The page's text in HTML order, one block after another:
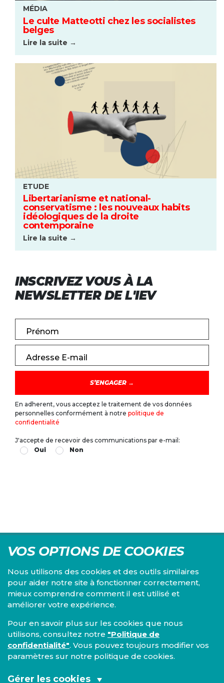
MÉDIA
Le culte Matteotti chez les socialistes
belges
Lire la suite →
ETUDE
Libertarianisme et national-
conservatisme : les nouveaux habits
idéologiques de la droite
contemporaine
Lire la suite →
INSCRIVEZ VOUS À LA
NEWSLETTER DE L'IEV
Prénom
Adresse E-mail
En adherent, vous acceptez le traitement de vos données
personnelles conformément à notre politique de
confidentialité
J'accepte de recevoir des communications par e-mail:
Oui
Non
VOS OPTIONS DE COOKIES
Nous utilisons des cookies et des outils similaires
pour aider notre site à fonctionner correctement,
mieux comprendre comment il est utilisé et
améliorer votre expérience.
Pour en savoir plus sur les cookies que nous
utilisons, consultez notre "Politique de
confidentialité". Vous pouvez toujours modifier vos
paramètres sur notre politique de cookies.
Gérer les cookies
Centre d'études du PS, l'Institut Emile Vandervelde se
consacre à la recherche sur toutes les questions d'ordre
économique, social, financier, administratif, politique,
éthique, juridique et environnemental.
IEV
1000 Bruxelles